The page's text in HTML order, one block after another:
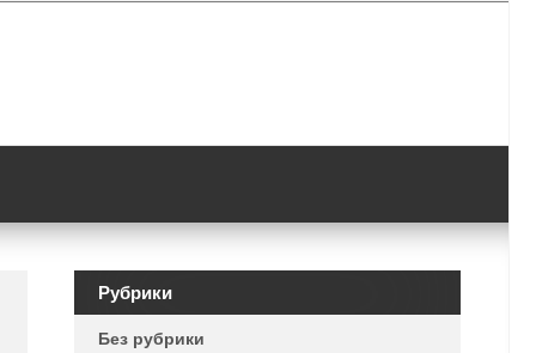
Рубрики
Без рубрики